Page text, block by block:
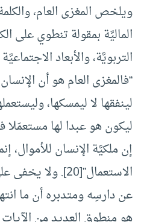
ويلخص المغزى العام،
الماليَّة بمقولة تنطوي على
التربويَّة، والأبعاد
“فالمغزى العام هو أن
لينفقها لا ليمسكها،
ليكون هو عبدا لها
إن ملكيَّة الإنسان للأموال،
الاستعمال”[20].
عن دارسِه ومتدبره أن ما